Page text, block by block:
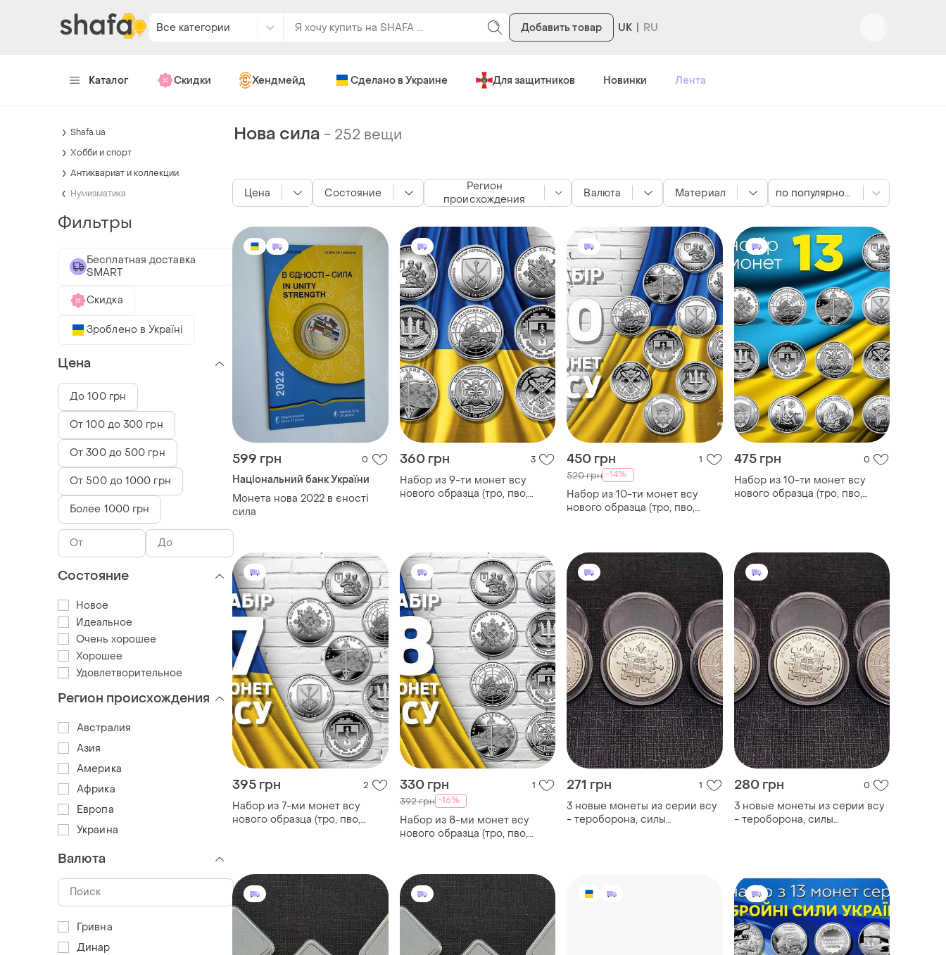
Все категории Добавить товар UK
Каталог Скидки Хендмейд Сделано в Украине Для защитников Новинки Лента
Нова сила - 252 вещи
599 грн 0
Національний банк України
Монета нова 2022 в єності
сила
360 грн 3
Набор из 9-ти монет всу
нового образца (тро, пво,
450 грн 1
520 грн -14%
Набор из 10-ти монет всу
нового образца (тро, пво,
475 грн 0
Набор из 10-ти монет всу
нового образца (тро, пво,
395 грн 2
Набор из 7-ми монет всу
нового образца (тро, пво,
330 грн 1
392 грн -16%
Набор из 8-ми монет всу
нового образца (тро, пво,
271 грн 1
3 новые монеты из серии всу
- тероборона, силы
280 грн 0
3 новые монеты из серии всу
- тероборона, силы
Цена Состояние
Регион
происхождения
Валюта Материал по популярности
Shafa.ua
Хобби и спорт
Антиквариат и коллекции
Нумизматика
Фильтры
Бесплатная доставка
SMART
Скидка
Зроблено в Україні
Цена
До 100 грн
От 100 до 300 грн
От 300 до 500 грн
От 500 до 1000 грн
Более 1000 грн
Состояние
Новое
Идеальное
Очень хорошее
Хорошее
Удовлетворительное
Регион происхождения
Австралия
Азия
Америка
Африка
Европа
Украина
Валюта
Гривна
Динар